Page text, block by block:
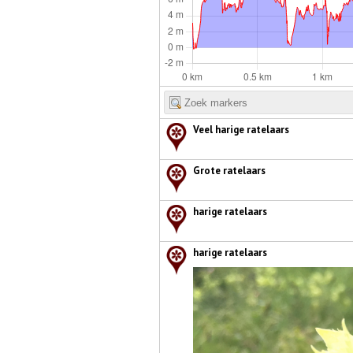
Veel harige ratelaars
Grote ratelaars
harige ratelaars
harige ratelaars